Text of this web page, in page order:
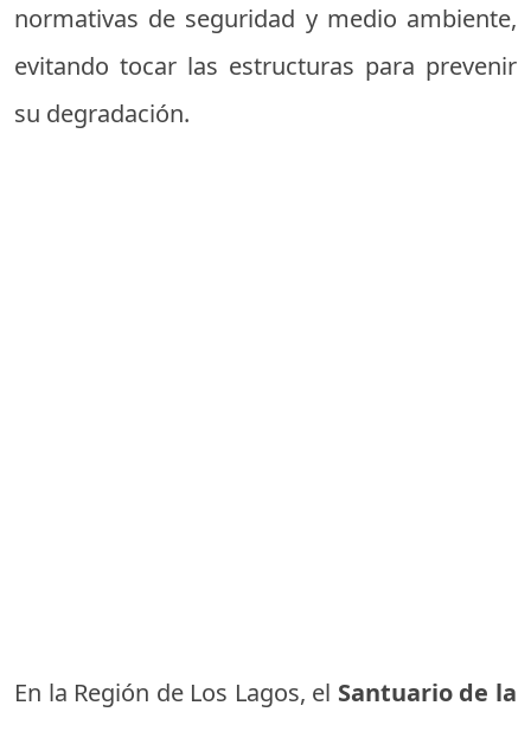
normativas de seguridad y medio ambiente,
evitando tocar las estructuras para prevenir
su degradación.
En la Región de Los Lagos, el Santuario de la